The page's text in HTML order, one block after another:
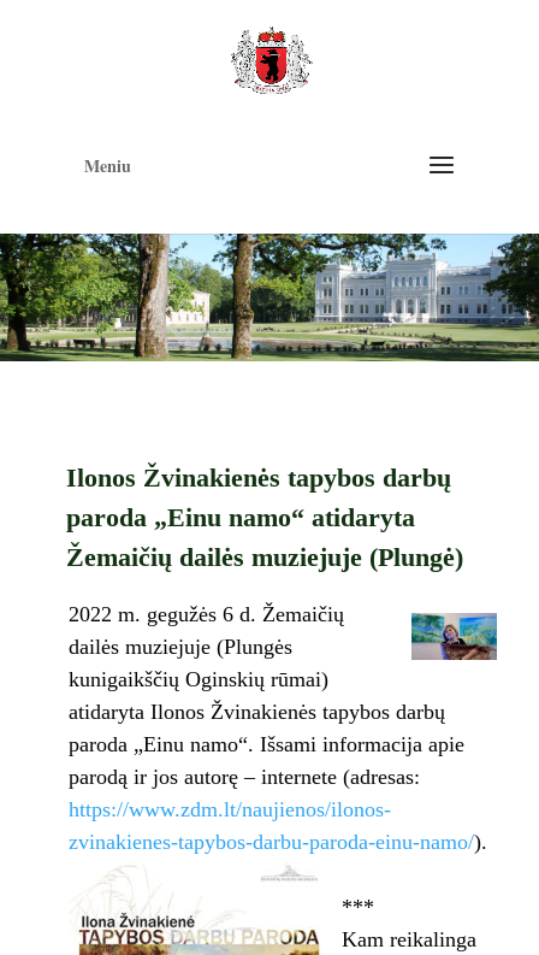
Meniu
Ilonos Žvinakienės tapybos darbų
paroda „Einu namo“ atidaryta
Žemaičių dailės muziejuje (Plungė)
2022 m. gegužės 6 d. Žemaičių
dailės muziejuje (Plungės
kunigaikščių Oginskių rūmai)
atidaryta Ilonos Žvinakienės tapybos darbų
paroda „Einu namo“. Išsami informacija apie
parodą ir jos autorę – internete (adresas:
https://www.zdm.lt/naujienos/ilonos-
zvinakienes-tapybos-darbu-paroda-einu-namo/).
***
Kam reikalinga